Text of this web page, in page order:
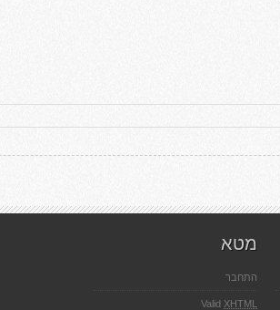
מטא
התחבר
Valid XHTML